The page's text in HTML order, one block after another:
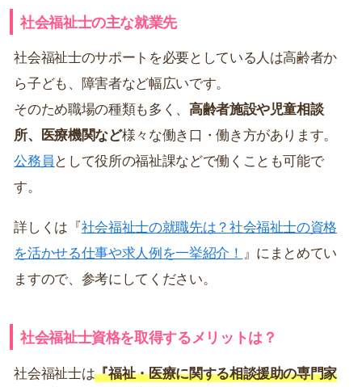
社会福祉士の主な就業先
社会福祉士のサポートを必要としている人は高齢者か
ら子ども、障害者など幅広いです。
そのため職場の種類も多く、 高齢者施設や児童相談
所、医療機関など様々な働き口・働き方があります。
公務員として役所の福祉課などで働くことも可能で
す。
詳しくは『社会福祉士の就職先は？社会福祉士の資格
を活かせる仕事や求人例を一挙紹介！ 』にまとめてい
ますので、参考にしてください。
社会福祉士資格を取得するメリットは？
社会福祉士は『福祉・医療に関する相談援助の専門家